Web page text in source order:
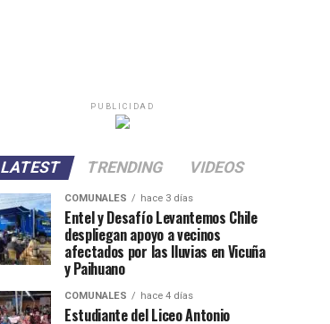
PUBLICIDAD
LATEST TRENDING VIDEOS
COMUNALES hace 3 días
Entel y Desafío Levantemos Chile
despliegan apoyo a vecinos
afectados por las lluvias en Vicuña
y Paihuano
COMUNALES hace 4 días
Estudiante del Liceo Antonio